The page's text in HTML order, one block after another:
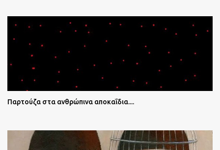
Παρτούζα στα ανθρώπινα αποκαΐδια....